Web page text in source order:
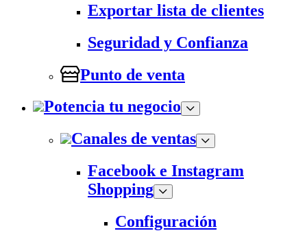
Exportar lista de clientes
Seguridad y Confianza
Punto de venta
Potencia tu negocio
Canales de ventas
Facebook e Instagram
Shopping
Configuración